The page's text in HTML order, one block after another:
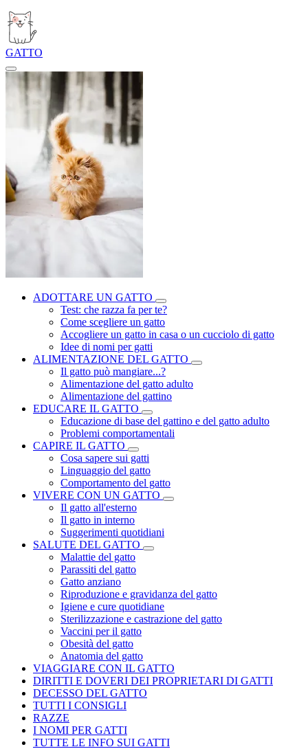
GATTO
ADOTTARE UN GATTO
Test: che razza fa per te?
Come scegliere un gatto
Accogliere un gatto in casa o un cucciolo di gatto
Idee di nomi per gatti
ALIMENTAZIONE DEL GATTO
Il gatto può mangiare...?
Alimentazione del gatto adulto
Alimentazione del gattino
EDUCARE IL GATTO
Educazione di base del gattino e del gatto adulto
Problemi comportamentali
CAPIRE IL GATTO
Cosa sapere sui gatti
Linguaggio del gatto
Comportamento del gatto
VIVERE CON UN GATTO
Il gatto all'esterno
Il gatto in interno
Suggerimenti quotidiani
SALUTE DEL GATTO
Malattie del gatto
Parassiti del gatto
Gatto anziano
Riproduzione e gravidanza del gatto
Igiene e cure quotidiane
Sterilizzazione e castrazione del gatto
Vaccini per il gatto
Obesità del gatto
Anatomia del gatto
VIAGGIARE CON IL GATTO
DIRITTI E DOVERI DEI PROPRIETARI DI GATTI
DECESSO DEL GATTO
TUTTI I CONSIGLI
RAZZE
I NOMI PER GATTI
TUTTE LE INFO SUI GATTI